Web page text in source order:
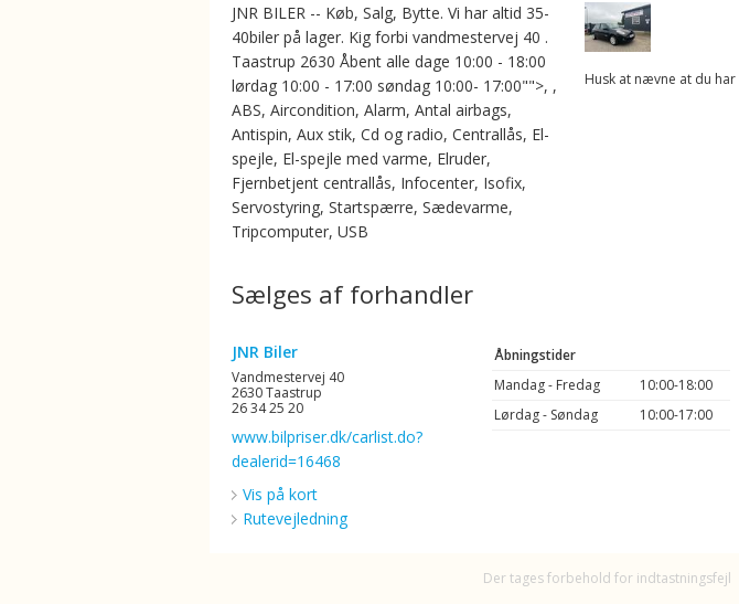
JNR BILER -- Køb, Salg, Bytte. Vi har altid 35-
40biler på lager. Kig forbi vandmestervej 40 .
Taastrup 2630 Åbent alle dage 10:00 - 18:00
lørdag 10:00 - 17:00 søndag 10:00- 17:00"">, ,
ABS, Aircondition, Alarm, Antal airbags,
Antispin, Aux stik, Cd og radio, Centrallås, El-
spejle, El-spejle med varme, Elruder,
Fjernbetjent centrallås, Infocenter, Isofix,
Servostyring, Startspærre, Sædevarme,
Tripcomputer, USB
Husk at nævne at du
Sælges af forhandler
JNR Biler
Vandmestervej 40
2630 Taastrup
26 34 25 20
www.bilpriser.dk/carlist.do?
dealerid=16468
Vis på kort
Rutevejledning
Åbningstider
Mandag - Fredag
10:00-18:00
Lørdag - Søndag
10:00-17:00
Der tages forbehold for indtastningsfejl